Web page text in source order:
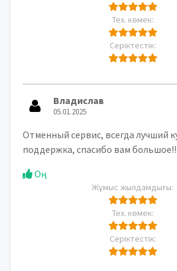
Тех. көмек:
Серіктестік:
Владислав
05.01.2025
Отменный сервис, всегда лучший
поддержка, спасибо вам большое!!
Оң
Жұмыс жылдамдығы:
Тех. көмек:
Серіктестік: